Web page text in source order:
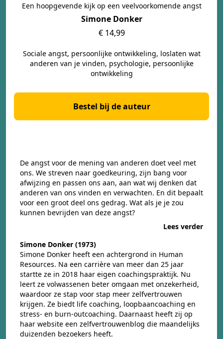
Een hoopgevende kijk op een veelvoorkomende angst
Simone Donker
€ 14,99
Sociale angst, persoonlijke ontwikkeling, loslaten wat
anderen van je vinden, psychologie, persoonlijke
ontwikkeling
Bestel bij de auteur
De angst voor de mening van anderen doet veel met
ons. We streven naar goedkeuring, zijn bang voor
afwijzing en passen ons aan, aan wat wij denken dat
anderen van ons vinden en verwachten. En dit bepaalt
voor een groot deel ons gedrag. Wat als je je zou
kunnen bevrijden van deze angst?
Lees verder
Simone Donker (1973)
Simone Donker heeft een achtergrond in Human
Resources. Na een carrière van meer dan 25 jaar
startte ze in 2018 haar eigen coachingspraktijk. Nu
leert ze volwassenen beter omgaan met onzekerheid,
waardoor ze stap voor stap meer zelfvertrouwen
krijgen. Ze biedt life coaching, loopbaancoaching en
stress- en burn-outcoaching. Daarnaast heeft zij op
haar website een zelfvertrouwenblog die maandelijks
duizenden bezoekers heeft.